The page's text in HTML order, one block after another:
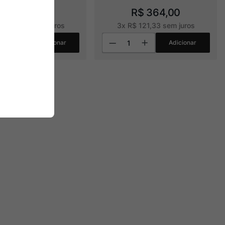
sem juros
Adicionar
R$ 364,00
3x R$ 121 33 sem juros
Adicionar